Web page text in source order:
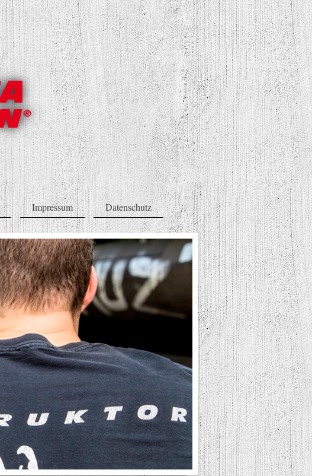
Impressum Datenschutz